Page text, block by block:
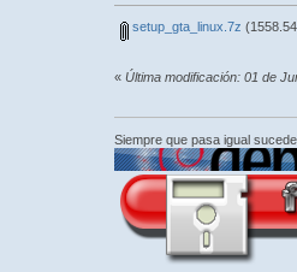
setup_gta_linux.7z
« Última modificación: 01 de
Siempre que pasa igual